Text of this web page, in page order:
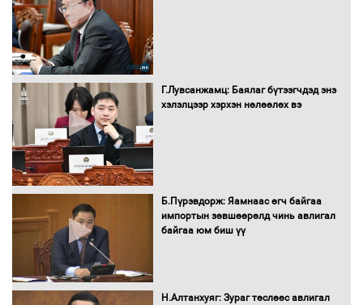
орчныг бүрдүүллээ
Г.Лувсанжамц: Баялаг бүтээгчдэд энэ
хэлэлцээр хэрхэн нөлөөлөх вэ
Б.Пүрэвдорж: Яамнаас өгч байгаа
импортын зөвшөөрөлд чинь авлигал
байгаа юм биш үү
Н.Алтанхуяг: Зураг төслөөс авлигал